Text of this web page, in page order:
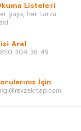
Listeleri
yaşa, her tarza
Ara!
304 36 49
İçin